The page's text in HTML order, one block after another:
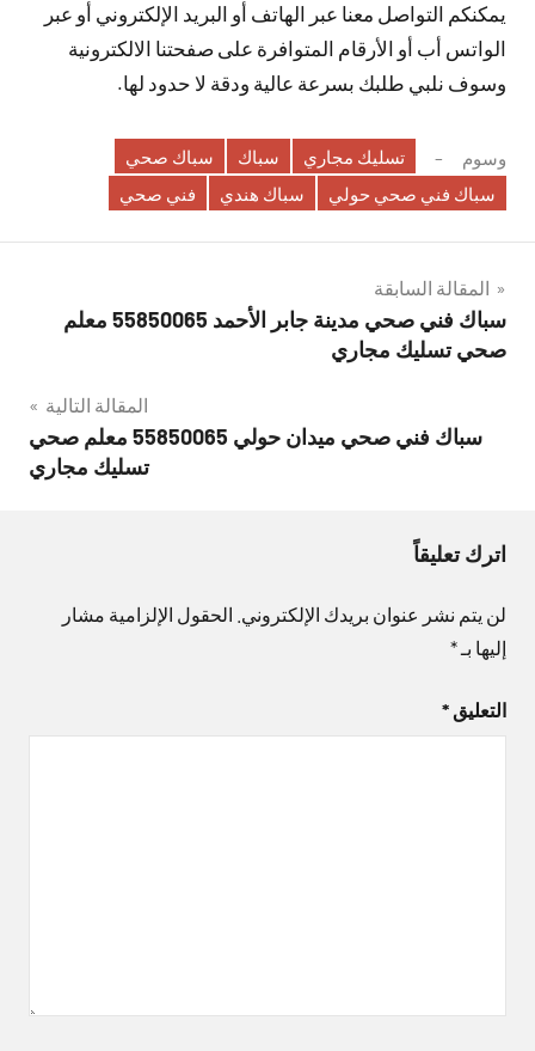
يمكنكم التواصل معنا عبر الهاتف أو البريد الإلكتروني أو عبر
الواتس أب أو الأرقام المتوافرة على صفحتنا الالكترونية
وسوف نلبي طلبك بسرعة عالية ودقة لا حدود لها.
وسوم تسليك مجاري سباك
سباك صحي
سباك فني صحي حولي
سباك هندي فني صحي
تصفّح
المقالات
المقالة السابقة
سباك فني صحي مدينة جابر الأحمد 55850065 معلم
صحي تسليك مجاري
المقالة التالية
سباك فني صحي ميدان حولي 55850065 معلم صحي
تسليك مجاري
اترك تعليقاً
لن يتم نشر عنوان بريدك الإلكتروني. الحقول الإلزامية مشار
إليها بـ*
التعليق *